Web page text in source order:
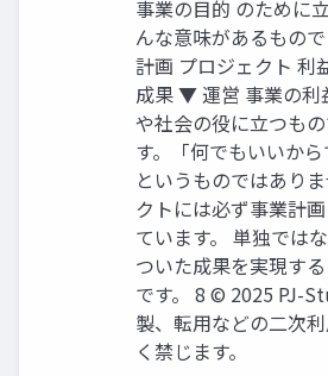
事業の目的 のために
んな意味があるもの
計画 プロジェクト 利
成果 ▼ 運営 事業の利
や社会の役に立つも
す。「何でもいいから
というものではあり
クトには必ず事業計
ています。 単独では
ついた成果を実現す
です。 8 © 2025 PJ-
製、転用などの二次
く禁じます。